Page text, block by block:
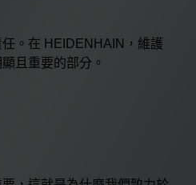
。在 HEIDENHAIN，維護
且重要的部分。